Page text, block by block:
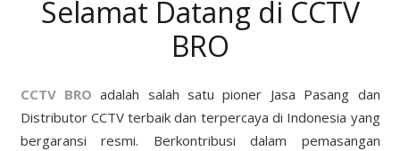
Selamat Datang di CCTV
BRO
CCTV BRO adalah salah satu pioner Jasa Pasang dan
Distributor CCTV terbaik dan terpercaya di Indonesia yang
bergaransi resmi. Berkontribusi dalam pemasangan